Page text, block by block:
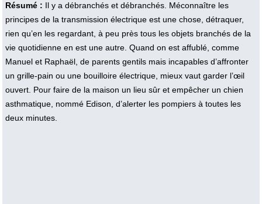
Résumé : Il y a débranchés et débranchés. Méconnaître les
principes de la transmission électrique est une chose, détraquer,
rien qu’en les regardant, à peu près tous les objets branchés de la
vie quotidienne en est une autre. Quand on est affublé, comme
Manuel et Raphaël, de parents gentils mais incapables d’affronter
un grille-pain ou une bouilloire électrique, mieux vaut garder l’œil
ouvert. Pour faire de la maison un lieu sûr et empêcher un chien
asthmatique, nommé Edison, d’alerter les pompiers à toutes les
deux minutes.